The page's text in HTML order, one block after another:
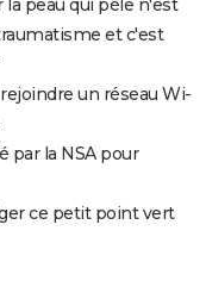
et c'est
un réseau Wi-
par la NSA pour
ce petit point vert